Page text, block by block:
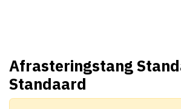
Afrasteringstang
Standaard